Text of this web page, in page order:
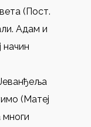
(Пост.
Адам и
начин
(Матеј